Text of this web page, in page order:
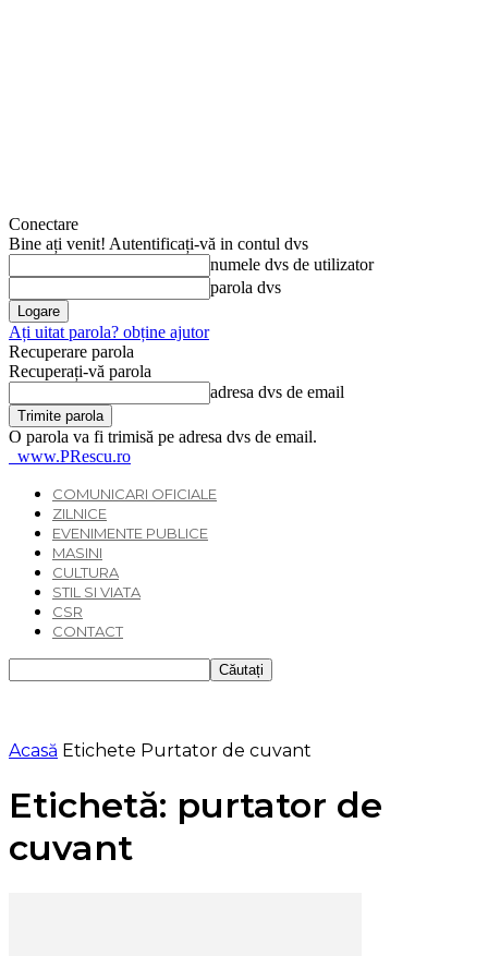
Conectare
Bine ați venit! Autentificați-vă in contul dvs
numele dvs de utilizator
parola dvs
Ați uitat parola? obține ajutor
Recuperare parola
Recuperați-vă parola
adresa dvs de email
O parola va fi trimisă pe adresa dvs de email.
www.PRescu.ro
COMUNICARI OFICIALE
ZILNICE
EVENIMENTE PUBLICE
MASINI
CULTURA
STIL SI VIATA
CSR
CONTACT
Acasă Etichete Purtator de cuvant
Etichetă: purtator de
cuvant